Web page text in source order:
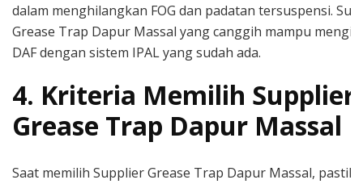
dalam menghilangkan FOG dan padatan tersuspensi.
Grease Trap Dapur Massal yang canggih mampu
DAF dengan sistem IPAL yang sudah ada.
4. Kriteria Memilih Supplier
Grease Trap Dapur Massal
Saat memilih Supplier Grease Trap Dapur Massal,